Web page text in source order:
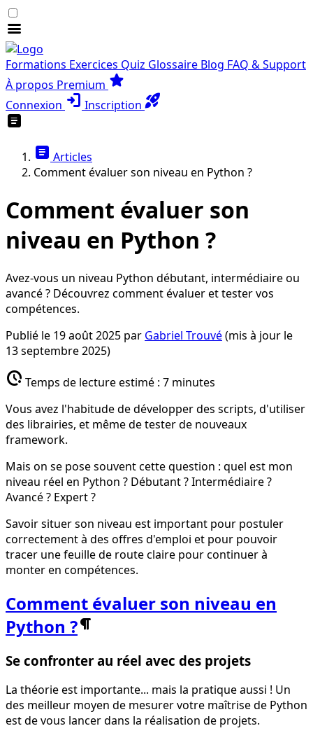
menu
Formations Exercices Quiz Glossaire Blog FAQ & Support
À propos Premium star
Connexion login Inscription rocket_launch
article
article Articles
Comment évaluer son niveau en Python ?
Comment évaluer son
niveau en Python ?
Avez-vous un niveau Python débutant, intermédiaire ou
avancé ? Découvrez comment évaluer et tester vos
compétences.
Publié le 19 août 2025 par Gabriel Trouvé(mis à jour le
13 septembre 2025)
pace Temps de lecture estimé : 7 minutes
Vous avez l'habitude de développer des scripts, d'utiliser
des librairies, et même de tester de nouveaux
framework.
Mais on se pose souvent cette question : quel est mon
niveau réel en Python ? Débutant ? Intermédiaire ?
Avancé ? Expert ?
Savoir situer son niveau est important pour postuler
correctement à des offres d'emploi et pour pouvoir
tracer une feuille de route claire pour continuer à
monter en compétences.
Comment évaluer son niveau en
Python ?
Se confronter au réel avec des projets
La théorie est importante... mais la pratique aussi ! Un
des meilleur moyen de mesurer votre maîtrise de Python
est de vous lancer dans la réalisation de projets.